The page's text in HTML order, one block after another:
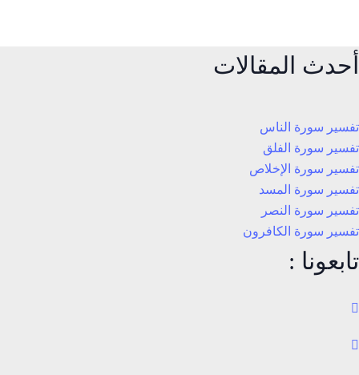
أحدث المقالات
تفسير سورة الناس
تفسير سورة الفلق
تفسير سورة الإخلاص
تفسير سورة المسد
تفسير سورة النصر
تفسير سورة الكافرون
تابعونا :